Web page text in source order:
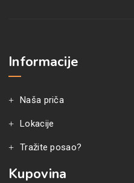
Informacije
Naša priča
Lokacije
Tražite posao?
Kupovina